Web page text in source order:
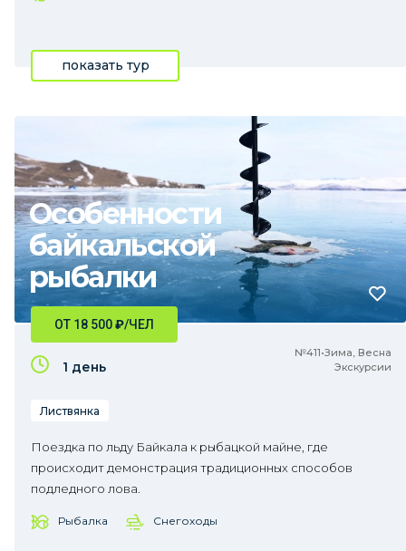
показать тур
Особенности
байкальской
рыбалки
№411•Зима, Весна
Экскурсии
ОТ 18 500₽/ЧЕЛ
1 день
Листвянка
Поездка по льду Байкала к рыбацкой майне, где
происходит демонстрация традиционных способов
подледного лова.
Рыбалка Снегоходы